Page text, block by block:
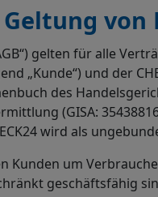
gelten für alle
„Kunde“) und der
des
(GISA:
wird als
Kunden um
geschäftsfähig